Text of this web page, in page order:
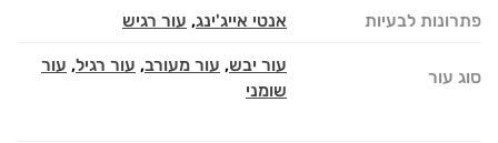
פתרונות לבעיות אנטי אייג'ינג, עור רגיש
סוג עור
עור יבש, עור מעורב, עור רגיל, עור
שומני